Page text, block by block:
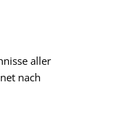
aller
nach